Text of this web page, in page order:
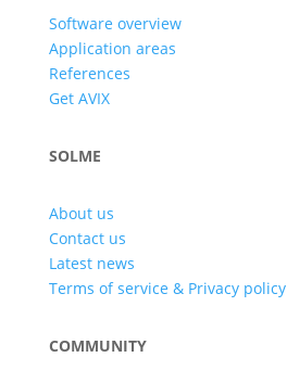
Software overview
Application areas
References
Get AVIX
SOLME
About us
Contact us
Latest news
Terms of service & Privacy policy
COMMUNITY